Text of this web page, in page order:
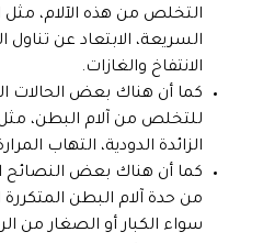
التخلص من هذه الآلام، مثل
السريعة، الابتعاد عن
الانتفاخ والغازات.
كما أن هناك بعض الحالات
للتخلص من آلام البطن، مثل
الزائدة الدودية، التهاب
كما أن هناك بعض النصائح
من حدة آلام البطن
سواء الكبار أو الصغار من